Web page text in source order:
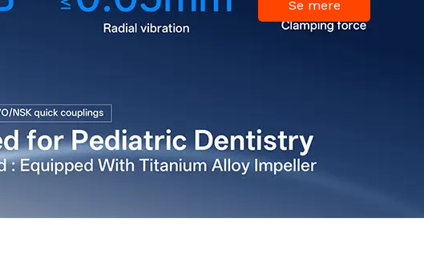
Se mere